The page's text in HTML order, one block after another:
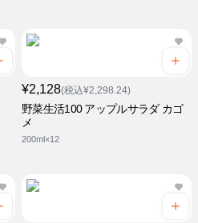
¥2,128(税込¥2,298.24)
野菜生活100 アップルサラダ カゴ
メ
200ml×12